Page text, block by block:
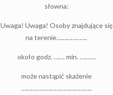
słowna:
Uwaga! Uwaga! Osoby znajdujące się
na terenie……………….
około godz. ……. min. ……….
może nastąpić skażenie
……………………………………..